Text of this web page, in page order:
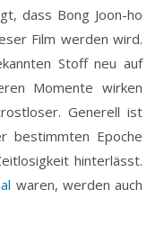
dass Bong Joon-ho
Film werden wird.
Stoff neu auf
Momente wirken
Generell ist
bestimmten Epoche
hinterlässt.
waren, werden auch